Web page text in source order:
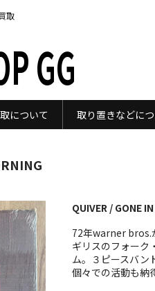
取
GG
について 取り置きなどに
QUIVER / GONE
72年warner bros.
ギリスのフォーク
ム。３ピースバン
個々での活動も納